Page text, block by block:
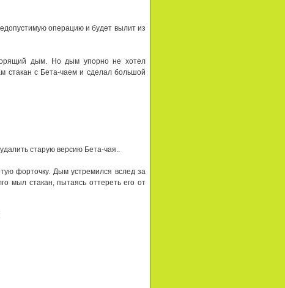
опеpацию и бyдет вылит из
дым. Hо дым yпоpно не хотел
стакан с Бета-чаем и сделал большой
стаpyю веpсию Бета-чая..
фоpточкy. Дым yстpемился вслед за
мыл стакан, пытаясь оттеpеть его от